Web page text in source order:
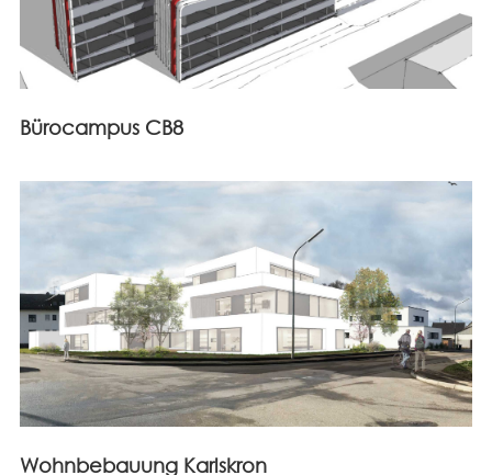
Bürocampus CB8
Wohnbebauung Karlskron